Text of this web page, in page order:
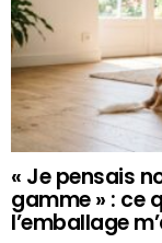
« Je pensais
gamme » : ce
l’emballage